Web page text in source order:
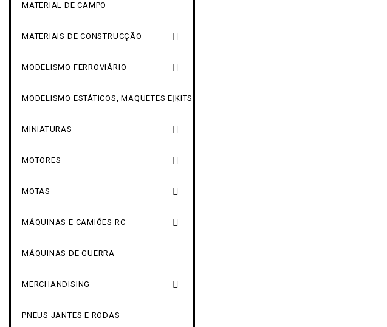
MATERIAL DE CAMPO

MATERIAIS DE CONSTRUCÇÃO

MODELISMO FERROVIÁRIO

MODELISMO ESTÁTICOS, MAQUETES E KITS

MINIATURAS

MOTORES

MOTAS

MÁQUINAS E CAMIÕES RC
MÁQUINAS DE GUERRA

MERCHANDISING
PNEUS JANTES E RODAS